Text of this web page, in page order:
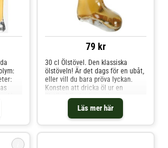
exempelvis trädgårdsfester,
festivaler, barer och restauranger
där det önskas en balanserad
kombination av estetik och
m: 32 clMaterial: SAN-plastFärg:
KlarBrustålig: Nej (kan gå sönder
vid hård belastning)Användning:
Lämplig för både utomhus- och
inomhusbrukRengöring: Torkas av
för hand eller tvättas skonsamt
79 kr
Läs mer här
30 cl Ölstövel. Den klassiska
ölstöveln! Är det dags för en ubåt,
eller vill du bara pröva lyckan.
Konsten att dricka öl ur en
ölstövel är det inte alla som
bemästrar, men tricket ligger i att
rotera glaset precis vid rätt
tidpunkt för att undvika vakuum i